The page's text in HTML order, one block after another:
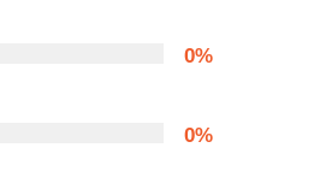
0%
0%